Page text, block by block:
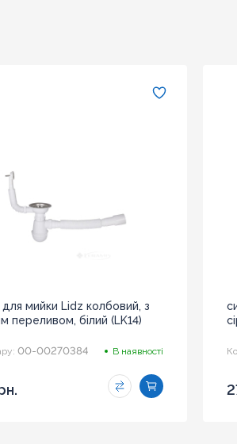
мийки Lidz колбовий, з
переливом, білий (LK14)
00-00270384 В наявності